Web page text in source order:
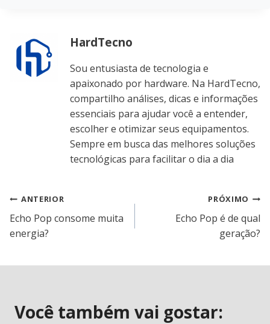
HardTecno
Sou entusiasta de tecnologia e
apaixonado por hardware. Na HardTecno,
compartilho análises, dicas e informações
essenciais para ajudar você a entender,
escolher e otimizar seus equipamentos.
Sempre em busca das melhores soluções
tecnológicas para facilitar o dia a dia
Navegação
de
ANTERIOR
Echo Pop consome muita
energia?
PRÓXIMO
Echo Pop é de qual
geração?
Você também vai gostar: